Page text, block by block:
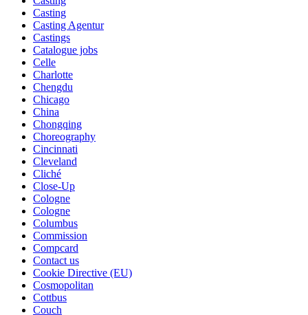
Casting
Casting Agentur
Castings
Catalogue jobs
Celle
Charlotte
Chengdu
Chicago
China
Chongqing
Choreography
Cincinnati
Cleveland
Cliché
Close-Up
Cologne
Cologne
Columbus
Commission
Compcard
Contact us
Cookie Directive (EU)
Cosmopolitan
Cottbus
Couch